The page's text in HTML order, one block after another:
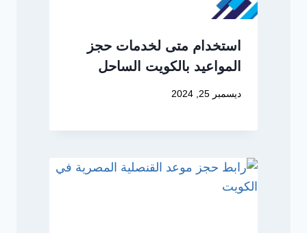
استخدام متى لخدمات حجز
المواعيد بالكويت الساحل
ديسمبر 25, 2024